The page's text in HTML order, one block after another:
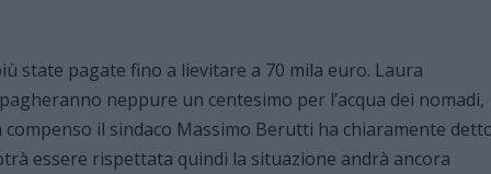
state pagate fino a lievitare a 70 mila euro. Laura
neppure un centesimo per l’acqua dei nomadi,
il sindaco Massimo Berutti ha chiaramente
essere rispettata quindi la situazione andrà ancora